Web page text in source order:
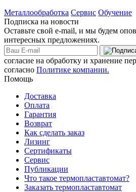
Металлообработка Сервис Обучение
Подписка на новости
Оставьте свой e-mail, и мы будем
интересных предложениях.
согласие на обработку и хранение
согласно Политике компании.
Помощь
Доставка
Оплата
Гарантия
Возврат
Как сделать заказ
Лизинг
Сертификаты
Сервис
Публикации
Что такое термопластавтомат?
Заказать термопластавтомат